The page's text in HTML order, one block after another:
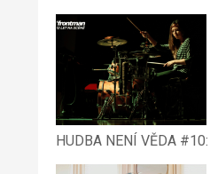
HUDBA NENÍ VĚDA